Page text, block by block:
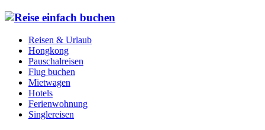
Reisen & Urlaub
Hongkong
Pauschalreisen
Flug buchen
Mietwagen
Hotels
Ferienwohnung
Singlereisen